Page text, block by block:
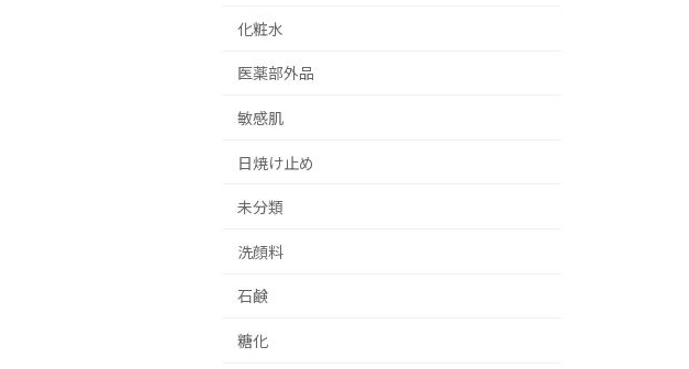
化粧水
医薬部外品
敏感肌
日焼け止め
未分類
洗顔料
石鹸
糖化